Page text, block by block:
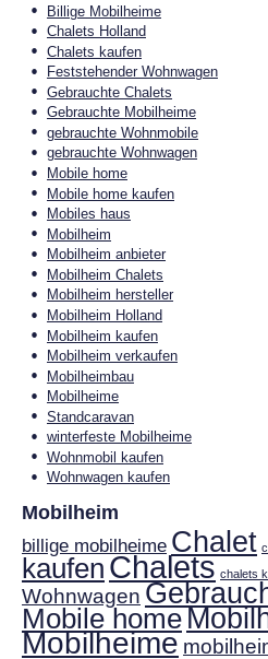
Billige Mobilheime
Chalets Holland
Chalets kaufen
Feststehender Wohnwagen
Gebrauchte Chalets
Gebrauchte Mobilheime
gebrauchte Wohnmobile
gebrauchte Wohnwagen
Mobile home
Mobile home kaufen
Mobiles haus
Mobilheim
Mobilheim anbieter
Mobilheim Chalets
Mobilheim hersteller
Mobilheim Holland
Mobilheim kaufen
Mobilheim verkaufen
Mobilheimbau
Mobilheime
Standcaravan
winterfeste Mobilheime
Wohnmobil kaufen
Wohnwagen kaufen
Mobilheim
billige mobilheime Chalet
kaufenChalets chalets
Wohnwagen
Mobile home
Mobilheime